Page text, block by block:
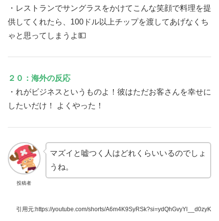
・レストランでサングラスをかけてこんな笑顔で料理を提
供してくれたら、100ドル以上チップを渡してあげなくち
ゃと思ってしまうよ💵
２０：海外の反応
・れがビジネスというものよ！彼はただお客さんを幸せに
したいだけ！ よくやった！
投稿者
マズイと嘘つく人はどれくらいいるのでしょ
うね。
引用元:https://youtube.com/shorts/A6m4K9SyRSk?si=ydQhGvyYl__d0zyK